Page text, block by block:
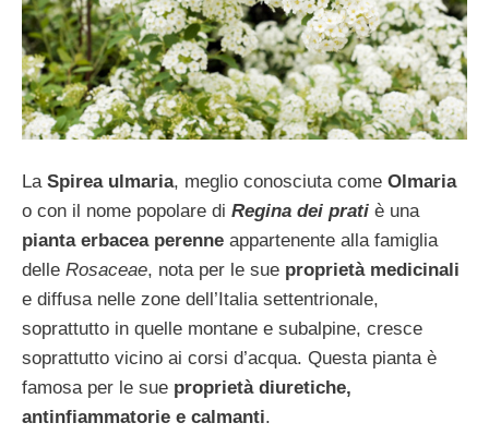
La Spirea ulmaria, meglio conosciuta come Olmaria
o con il nome popolare di Regina dei prati è una
pianta erbacea perenne appartenente alla famiglia
delle Rosaceae, nota per le sue proprietà medicinali
e diffusa nelle zone dell’Italia settentrionale,
soprattutto in quelle montane e subalpine, cresce
soprattutto vicino ai corsi d’acqua. Questa pianta è
famosa per le sue proprietà diuretiche,
antinfiammatorie e calmanti.